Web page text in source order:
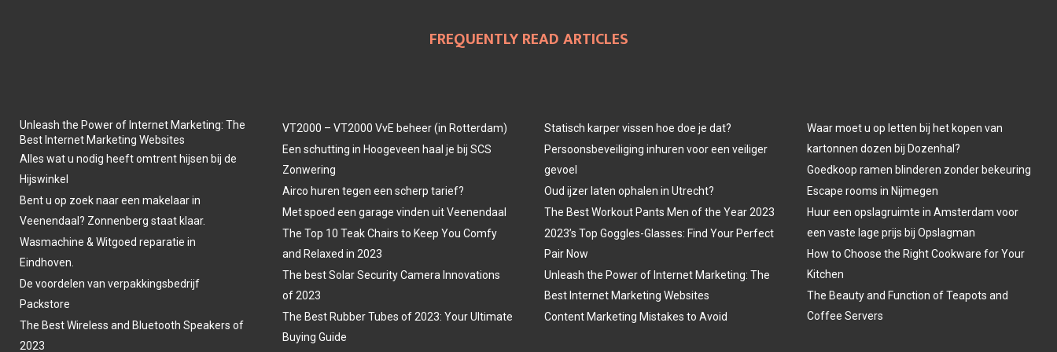
FREQUENTLY READ ARTICLES
Unleash the Power of Internet Marketing: The
Best Internet Marketing Websites
Alles wat u nodig heeft omtrent hijsen bij de
Hijswinkel
Bent u op zoek naar een makelaar in
Veenendaal? Zonnenberg staat klaar.
Wasmachine & Witgoed reparatie in
Eindhoven.
De voordelen van verpakkingsbedrijf
Packstore
The Best Wireless and Bluetooth Speakers of
2023
VT2000 – VT2000 VvE beheer (in Rotterdam)
Een schutting in Hoogeveen haal je bij SCS
Zonwering
Airco huren tegen een scherp tarief?
Met spoed een garage vinden uit Veenendaal
The Top 10 Teak Chairs to Keep You Comfy
and Relaxed in 2023
The best Solar Security Camera Innovations
of 2023
The Best Rubber Tubes of 2023: Your Ultimate
Buying Guide
Statisch karper vissen hoe doe je dat?
Persoonsbeveiliging inhuren voor een veiliger
gevoel
Oud ijzer laten ophalen in Utrecht?
The Best Workout Pants Men of the Year 2023
2023’s Top Goggles-Glasses: Find Your Perfect
Pair Now
Unleash the Power of Internet Marketing: The
Best Internet Marketing Websites
Content Marketing Mistakes to Avoid
Waar moet u op letten bij het kopen van
kartonnen dozen bij Dozenhal?
Goedkoop ramen blinderen zonder bekeuring
Escape rooms in Nijmegen
Huur een opslagruimte in Amsterdam voor
een vaste lage prijs bij Opslagman
How to Choose the Right Cookware for Your
Kitchen
The Beauty and Function of Teapots and
Coffee Servers